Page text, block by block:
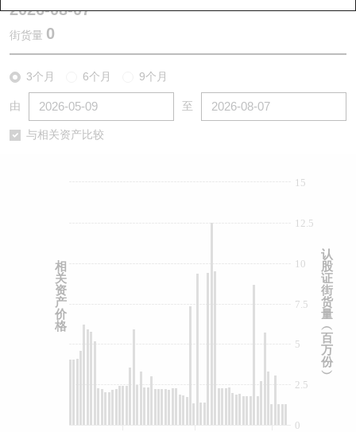
2026-08-07
街货量 0
3个月 6个月 9个月
由 至
与相关资产比较
0
2.5
5
7.5
10
12.5
15
认
股
证
街
货
量
︵
百
万
份
︶
相
关
资
产
价
格
认股证分析仪
认股证/牛熊证日志
新发行瑞银牛熊证
牛熊证到期结算价查找
牛熊证文件及公告 (瑞信)
街货统计
科指成份股
中资ETFs溢价比较
收市竞价变化
牛熊证投资者教育